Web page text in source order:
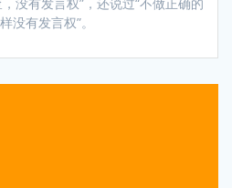
没有发言权”。